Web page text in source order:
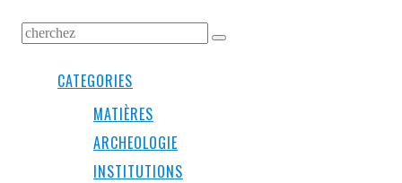
CATEGORIES
MATIÈRES
ARCHEOLOGIE
INSTITUTIONS